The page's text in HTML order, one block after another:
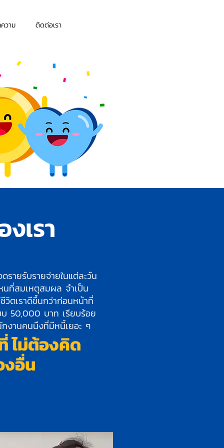
วาม ติดต่อเรา
เรา
รายรับรายจ่ายในแต่ละวัน
นที่สมเหตุสมผล จำเป็น
วิตเราดีขึ้นกว่าก่อนหน้าที่
บ 50,000 บาท เรียบร้อย
งานคนนึงที่มีหนี้เยอะ ๆ
ไม่ต้องคิด
งอื่น